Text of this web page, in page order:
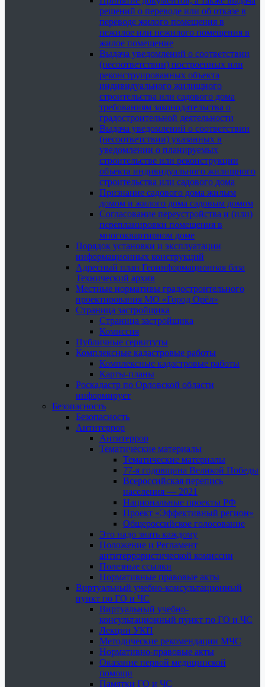
решений о переводе или об отказе в
переводе жилого помещения в
нежилое или нежилого помещения в
жилое помещение
Выдача уведомлений о соответствии
(несоответствии) построенных или
реконструированных объекта
индивидуального жилищного
строительства или садового дома
требованиям законодательства о
градостроительной деятельности
Выдача уведомлений о соответствии
(несоответствии) указанных в
уведомлении о планируемых
строительстве или реконструкции
объекта индивидуального жилищного
строительства или садового дома
Признание садового дома жилым
домом и жилого дома садовым домом
Согласование переустройства и (или)
перепланировки помещения в
многоквартирном доме
Порядок установки и эксплуатации
информационных конструкций
Адресный план Геоинформационная база
Технический архив
Местные нормативы градостроительного
проектирования МО «Город Орёл»
Страница застройщика
Страница застройщика
Комиссия
Публичные сервитуты
Комплексные кадастровые работы
Комплексные кадастровые работы
Карты-планы
Роскадастр по Орловской области
информирует
Безопасность
Безопасность
Антитеррор
Антитеррор
Тематические материалы
Тематические материалы
77-я годовщина Великой Победы
Всероссийская перепись
населения — 2021
Национальные проекты РФ
Проект «Эффективный регион»
Общероссийское голосование
Это надо знать каждому
Положение и Регламент
антитеррористической комиссии
Полезные ссылки
Нормативные правовые акты
Виртуальный учебно-консультационный
пункт по ГО и ЧС
Виртуальный учебно-
консультационный пункт по ГО и ЧС
Лекции УКП
Методические рекомендации МЧС
Нормативно-правовые акты
Оказание первой медицинской
помощи
Памятки ГО и ЧС